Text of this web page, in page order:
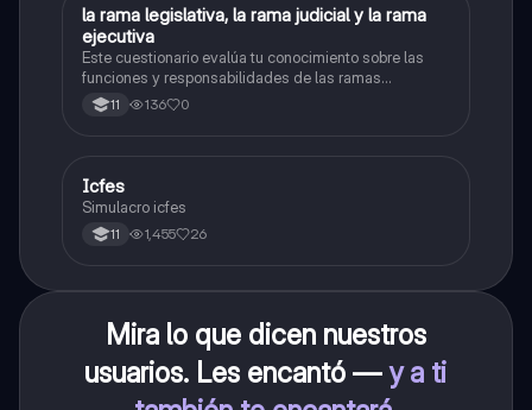
LSociales/Historia
la rama legislativa, la rama judicial y la rama
ejecutiva
Este cuestionario evalúa tu conocimiento sobre las
funciones y responsabilidades de las ramas
legislativa, judicial y ejecutiva.
11 136 0
ICFES: Sociales y Ciudadanas
Icfes
Simulacro icfes
11 1,455 26
Mira lo que dicen nuestros
usuarios. Les encantó —y a ti